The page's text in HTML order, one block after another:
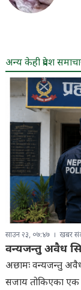
अन्य केही प्रदेश
साउन २३, ०७:४७ खबर
वन्यजन्तु अवैध
अछामः वन्यजन्तु
सजाय तोकिएका एक